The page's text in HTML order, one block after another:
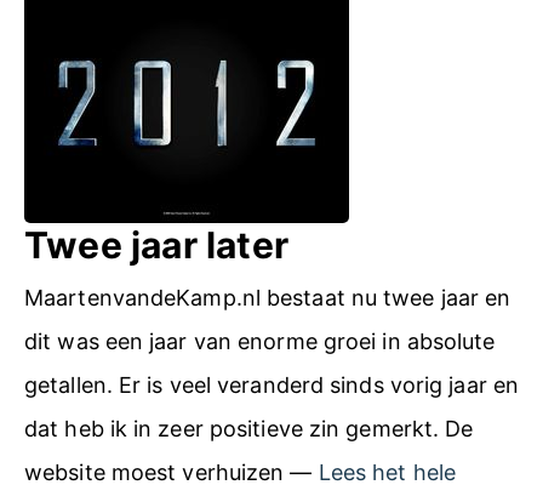
e
n
d
e
K
a
m
o
3
j
a
r
Twee jaar later
MaartenvandeKamp.nl bestaat nu twee jaar en
dit was een jaar van enorme groei in absolute
getallen. Er is veel veranderd sinds vorig jaar en
dat heb ik in zeer positieve zin gemerkt. De
website moest verhuizen — Lees het hele